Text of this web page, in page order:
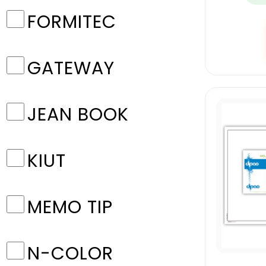
FORMITEC
GATEWAY
JEAN BOOK
KIUT
MEMO TIP
N-COLOR